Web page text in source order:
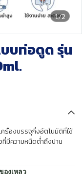
1/2
บบท่อดูด รุ่น
ครื่องบรรจุกึ่งอัตโนมัติที่ใช้
ที่มีความหนืดต่ำถึงปาน
องเหลว